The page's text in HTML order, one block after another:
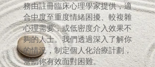
務由註冊臨床心理學家提供，適
合中度至重度情緒困擾、較複雜
心理需要，或低密度介入效果不
夠的人士。我們透過深入了解你
的情況，制定個人化治療計劃，
幫助你有效面對困難。